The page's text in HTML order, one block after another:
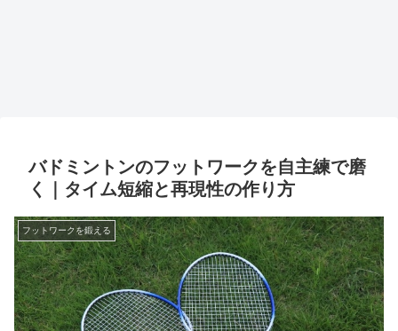
バドミントンのフットワークを自主練で磨
く｜タイム短縮と再現性の作り方
フットワークを鍛える